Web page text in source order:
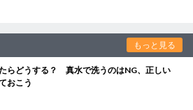
もっと見る
らどうする？ 真水で洗うのはNG、正しい
おこう